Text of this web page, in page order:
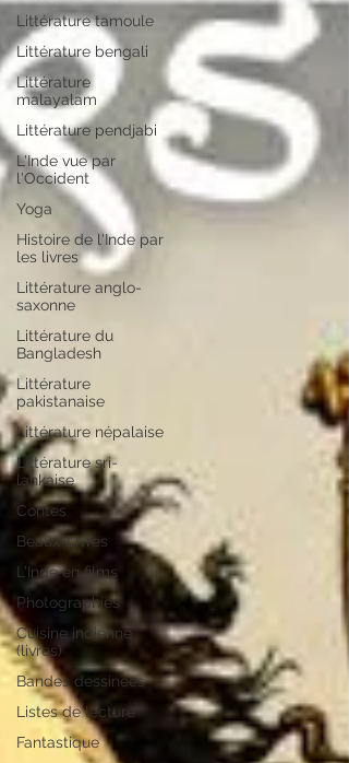
Littérature tamoule
Littérature bengali
Littérature
malayalam
Littérature pendjabi
L'Inde vue par
l'Occident
Yoga
Histoire de l'Inde par
les livres
Littérature anglo-
saxonne
Littérature du
Bangladesh
Littérature
pakistanaise
Littérature népalaise
Littérature sri-
lankaise
Contes
Beaux-Livres
L'Inde en films
Photographies
Cuisine indienne
(livres)
Bandes dessinées
Listes de lecture
Fantastique